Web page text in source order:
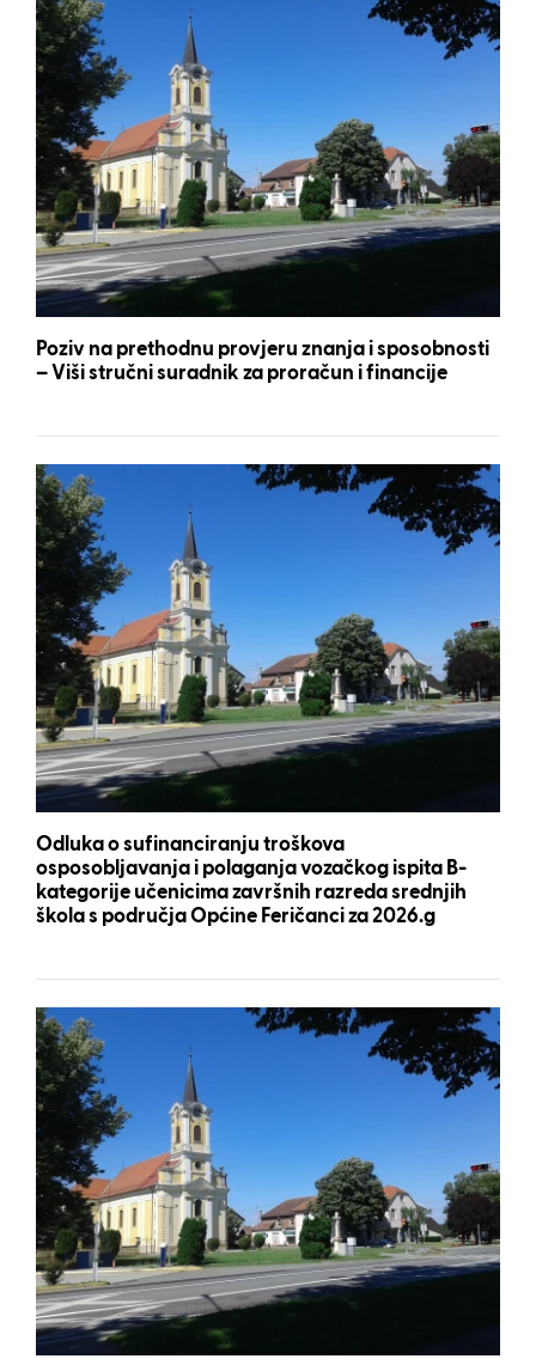
Poziv na prethodnu provjeru znanja i sposobnosti
– Viši stručni suradnik za proračun i financije
Odluka o sufinanciranju troškova
osposobljavanja i polaganja vozačkog ispita B-
kategorije učenicima završnih razreda srednjih
škola s područja Općine Feričanci za 2026.g